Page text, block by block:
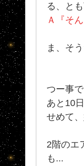
る、と
Ａ『そ
ま、そ
つー事で
あと10
せめて
2階のエ
も...